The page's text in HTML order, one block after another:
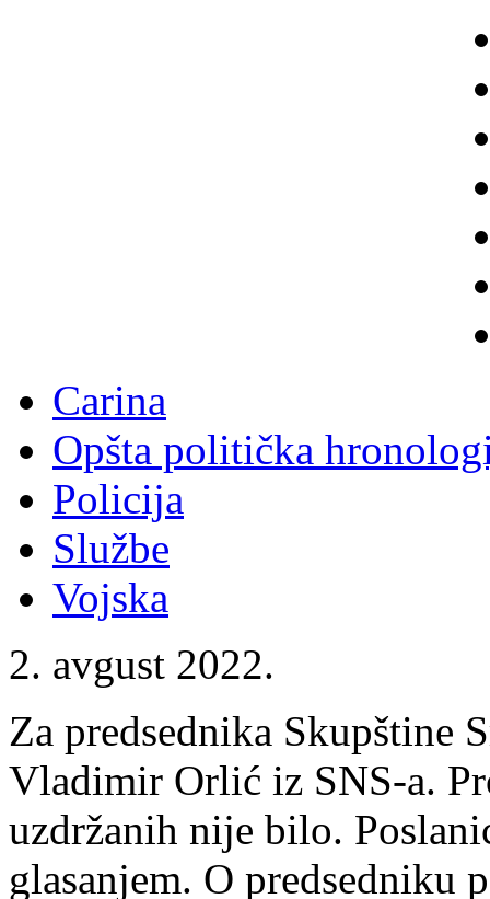
Carina
Opšta politička
Policija
Službe
Vojska
2. avgust 2022.
Za predsednika Skupštine
Vladimir Orlić iz SNS-a.
uzdržanih nije bilo.
glasanjem. O predsedniku